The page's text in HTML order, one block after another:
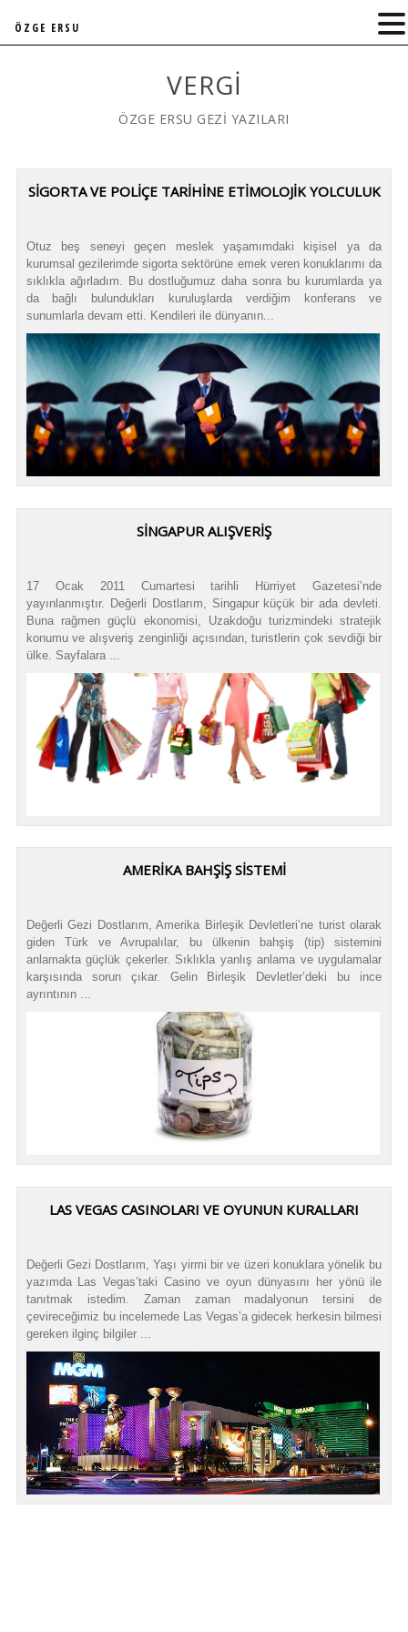
VERGI
ÖZGE ERSU GEZİ YAZILARI
SİGORTA VE POLİÇE TARİHİNE ETİMOLOJİK YOLCULUK
Otuz beş seneyi geçen meslek yaşamımdaki kişisel ya da
kurumsal gezilerimde sigorta sektörüne emek veren konuklarımı da
sıklıkla ağırladım. Bu dostluğumuz daha sonra bu kurumlarda ya
da bağlı bulundukları kuruluşlarda verdiğim konferans ve
sunumlarla devam etti. Kendileri ile dünyanın...
SINGAPUR ALIŞVERIŞ
17 Ocak 2011 Cumartesi tarihli Hürriyet Gazetesi’nde
yayınlanmıştır. Değerli Dostlarım, Singapur küçük bir ada devleti.
Buna rağmen güçlü ekonomisi, Uzakdoğu turizmindeki stratejik
konumu ve alışveriş zenginliği açısından, turistlerin çok sevdiği bir
ülke. Sayfalara ...
AMERİKA BAHŞİŞ SİSTEMİ
Değerli Gezi Dostlarım, Amerika Birleşik Devletleri’ne turist olarak
giden Türk ve Avrupalılar, bu ülkenin bahşiş (tip) sistemini
anlamakta güçlük çekerler. Sıklıkla yanlış anlama ve uygulamalar
karşısında sorun çıkar. Gelin Birleşik Devletler’deki bu ince
ayrıntının ...
LAS VEGAS CASINOLARI VE OYUNUN KURALLARI
Değerli Gezi Dostlarım, Yaşı yirmi bir ve üzeri konuklara yönelik bu
yazımda Las Vegas’taki Casino ve oyun dünyasını her yönü ile
tanıtmak istedim. Zaman zaman madalyonun tersini de
çevireceğimiz bu incelemede Las Vegas’a gidecek herkesin bilmesi
gereken ilginç bilgiler ...
ÖZGE ERSU